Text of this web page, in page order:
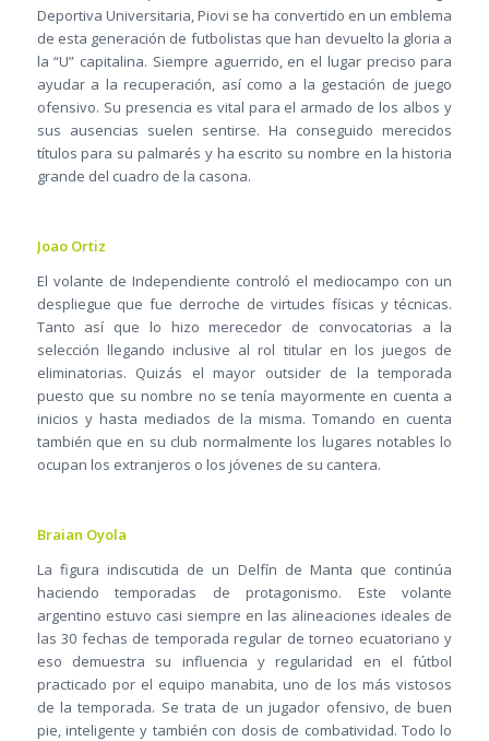
Deportiva Universitaria, Piovi se ha convertido en un emblema
de esta generación de futbolistas que han devuelto la gloria a
la “U” capitalina. Siempre aguerrido, en el lugar preciso para
ayudar a la recuperación, así como a la gestación de juego
ofensivo. Su presencia es vital para el armado de los albos y
sus ausencias suelen sentirse. Ha conseguido merecidos
títulos para su palmarés y ha escrito su nombre en la historia
grande del cuadro de la casona.
Joao Ortiz
El volante de Independiente controló el mediocampo con un
despliegue que fue derroche de virtudes físicas y técnicas.
Tanto así que lo hizo merecedor de convocatorias a la
selección llegando inclusive al rol titular en los juegos de
eliminatorias. Quizás el mayor outsider de la temporada
puesto que su nombre no se tenía mayormente en cuenta a
inicios y hasta mediados de la misma. Tomando en cuenta
también que en su club normalmente los lugares notables lo
ocupan los extranjeros o los jóvenes de su cantera.
Braian Oyola
La figura indiscutida de un Delfín de Manta que continúa
haciendo temporadas de protagonismo. Este volante
argentino estuvo casi siempre en las alineaciones ideales de
las 30 fechas de temporada regular de torneo ecuatoriano y
eso demuestra su influencia y regularidad en el fútbol
practicado por el equipo manabita, uno de los más vistosos
de la temporada. Se trata de un jugador ofensivo, de buen
pie, inteligente y también con dosis de combatividad. Todo lo